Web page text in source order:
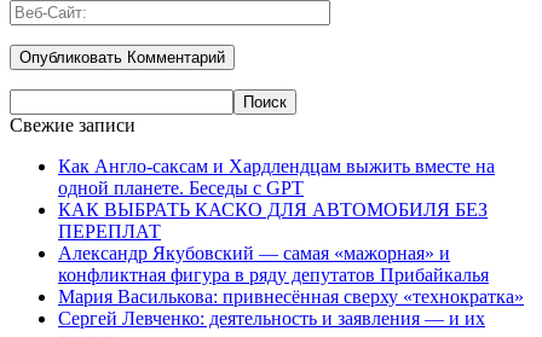
Свежие записи
Как Англо-саксам и Хардлендцам выжить вместе на
одной планете. Беседы с GPT
КАК ВЫБРАТЬ КАСКО ДЛЯ АВТОМОБИЛЯ БЕЗ
ПЕРЕПЛАТ
Александр Якубовский — самая «мажорная» и
конфликтная фигура в ряду депутатов Прибайкалья
Мария Василькова: привнесённая сверху «технократка»
Сергей Левченко: деятельность и заявления — и их